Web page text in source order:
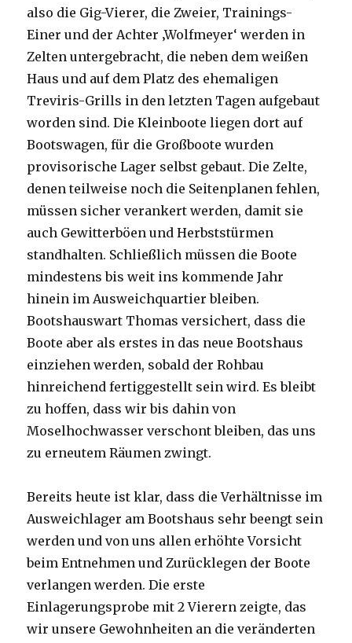
also die Gig-Vierer, die Zweier, Trainings-
Einer und der Achter ‚Wolfmeyer‘ werden in
Zelten untergebracht, die neben dem weißen
Haus und auf dem Platz des ehemaligen
Treviris-Grills in den letzten Tagen aufgebaut
worden sind. Die Kleinboote liegen dort auf
Bootswagen, für die Großboote wurden
provisorische Lager selbst gebaut. Die Zelte,
denen teilweise noch die Seitenplanen fehlen,
müssen sicher verankert werden, damit sie
auch Gewitterböen und Herbststürmen
standhalten. Schließlich müssen die Boote
mindestens bis weit ins kommende Jahr
hinein im Ausweichquartier bleiben.
Bootshauswart Thomas versichert, dass die
Boote aber als erstes in das neue Bootshaus
einziehen werden, sobald der Rohbau
hinreichend fertiggestellt sein wird. Es bleibt
zu hoffen, dass wir bis dahin von
Moselhochwasser verschont bleiben, das uns
zu erneutem Räumen zwingt.
Bereits heute ist klar, dass die Verhältnisse im
Ausweichlager am Bootshaus sehr beengt sein
werden und von uns allen erhöhte Vorsicht
beim Entnehmen und Zurücklegen der Boote
verlangen werden. Die erste
Einlagerungsprobe mit 2 Vierern zeigte, das
wir unsere Gewohnheiten an die veränderten